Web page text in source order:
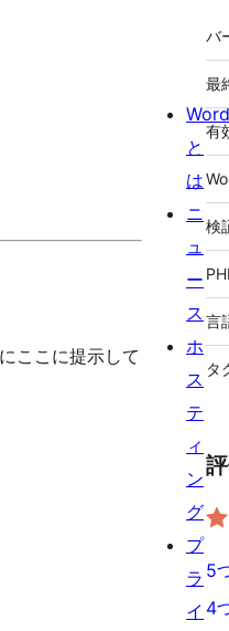
ここに提示して
バ
最
有
検
言
タ
0
5-
5
4
と
は
ニ
ュ
ー
ス
ホ
ス
テ
ィ
ン
グ
プ
ラ
イ